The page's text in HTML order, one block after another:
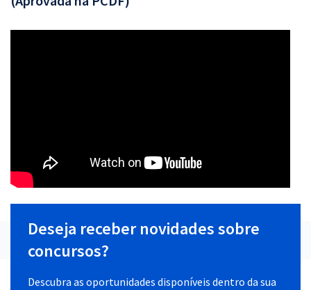
Deseja receber novidades sobre
concursos?
Descubra as oportunidades disponíveis dentro da sua